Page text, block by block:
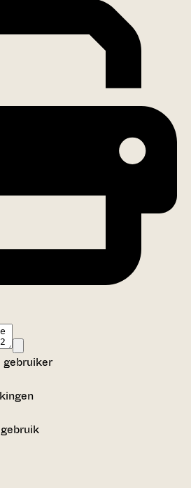
gebruiker